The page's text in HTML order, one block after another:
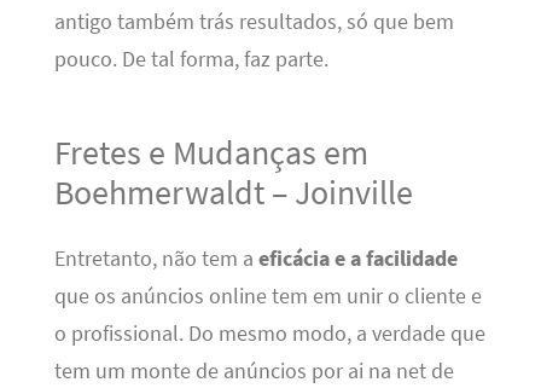
antigo também trás resultados, só que bem
pouco. De tal forma, faz parte.
Fretes e Mudanças em
Boehmerwaldt – Joinville
Entretanto, não tem a eficácia e a facilidade
que os anúncios online tem em unir o cliente e
o profissional. Do mesmo modo, a verdade que
tem um monte de anúncios por ai na net de